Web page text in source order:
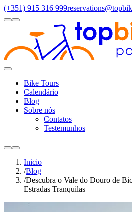
(+351) 915 316 999
lightdark
Toggle
Bike Tours
Regiões Santiago Compostela Douro
Calendário
Blog
Sobre nós
Contatos
Testemunhos
lightdark
Inicio
/Blog
/Descubra o Vale do Douro de
Estradas Tranquilas